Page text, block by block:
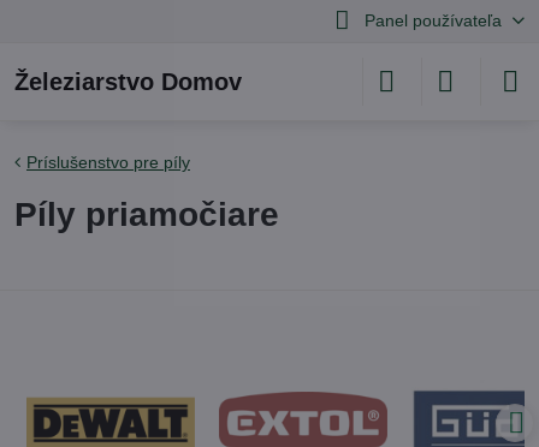
Panel používateľa
Železiarstvo Domov
Príslušenstvo pre píly
Píly priamočiare